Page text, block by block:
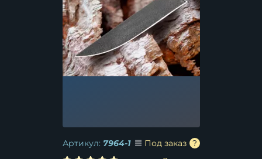
Артикул: 7964-1
Под заказ